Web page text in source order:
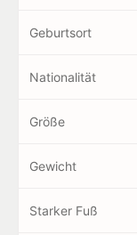
Geburtsort
Nationalität
Größe
Gewicht
Starker Fuß